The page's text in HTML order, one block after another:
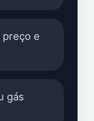
preço e
gás